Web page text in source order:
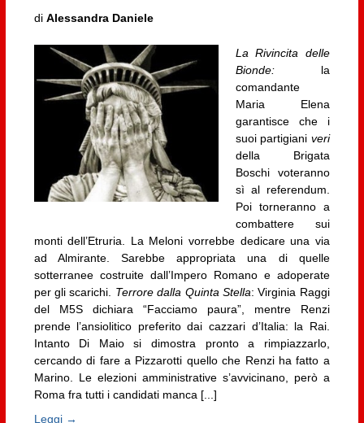
di Alessandra Daniele
La Rivincita delle
Bionde:la
comandante
Maria Elena
garantisce che i
suoi partigiani veri
della Brigata
Boschi voteranno
sì al referendum.
Poi torneranno a
combattere sui
monti dell’Etruria. La Meloni vorrebbe dedicare una via
ad Almirante. Sarebbe appropriata una di quelle
sotterranee costruite dall’Impero Romano e adoperate
per gli scarichi. Terrore dalla Quinta Stella: Virginia Raggi
del M5S dichiara “Facciamo paura”, mentre Renzi
prende l’ansiolitico preferito dai cazzari d’Italia: la Rai.
Intanto Di Maio si dimostra pronto a rimpiazzarlo,
cercando di fare a Pizzarotti quello che Renzi ha fatto a
Marino. Le elezioni amministrative s’avvicinano, però a
Roma fra tutti i candidati manca [...]
Leggi →